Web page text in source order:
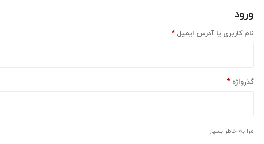
ورود
نام کاربری یا آدرس ایمیل *الزامی
گذرواژه *الزامی
مرا به خاطر بسپار